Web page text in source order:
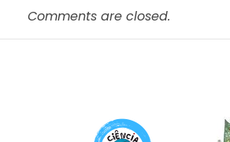
Comments are closed.